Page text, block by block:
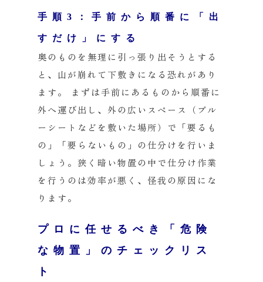
手順3：手前から順番に「出
すだけ」にする
奥のものを無理に引っ張り出そうとする
と、山が崩れて下敷きになる恐れがあり
ます。 まずは手前にあるものから順番に
外へ運び出し、外の広いスペース（ブル
ーシートなどを敷いた場所）で「要るも
の」「要らないもの」の仕分けを行いま
しょう。狭く暗い物置の中で仕分け作業
を行うのは効率が悪く、怪我の原因にな
ります。
プロに任せるべき「危険
な物置」のチェックリス
ト